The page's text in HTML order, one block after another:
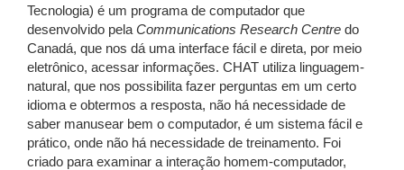
Tecnologia) é um programa de computador que
desenvolvido pela Communications Research Centre do
Canadá, que nos dá uma interface fácil e direta, por meio
eletrônico, acessar informações. CHAT utiliza linguagem-
natural, que nos possibilita fazer perguntas em um certo
idioma e obtermos a resposta, não há necessidade de
saber manusear bem o computador, é um sistema fácil e
prático, onde não há necessidade de treinamento. Foi
criado para examinar a interação homem-computador,